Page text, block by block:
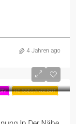
4 Jahren ago
HEISSES ANGEBOT